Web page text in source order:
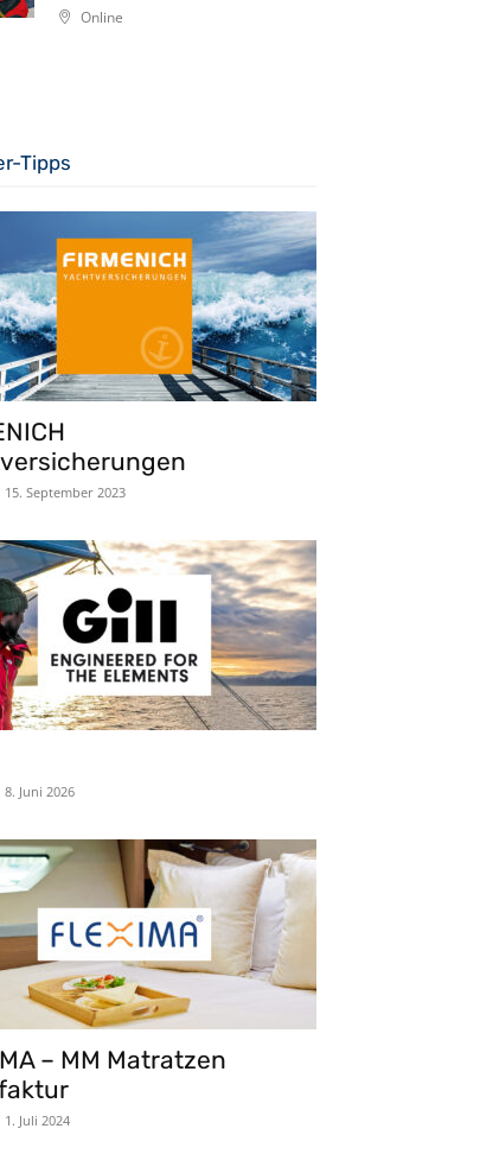
Online
Tipps
15. September 2023
8. Juni 2026
– MM Matratzen
1. Juli 2024